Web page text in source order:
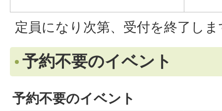
定員になり次第、受付を終了し
予約不要のイベント
予約不要のイベント